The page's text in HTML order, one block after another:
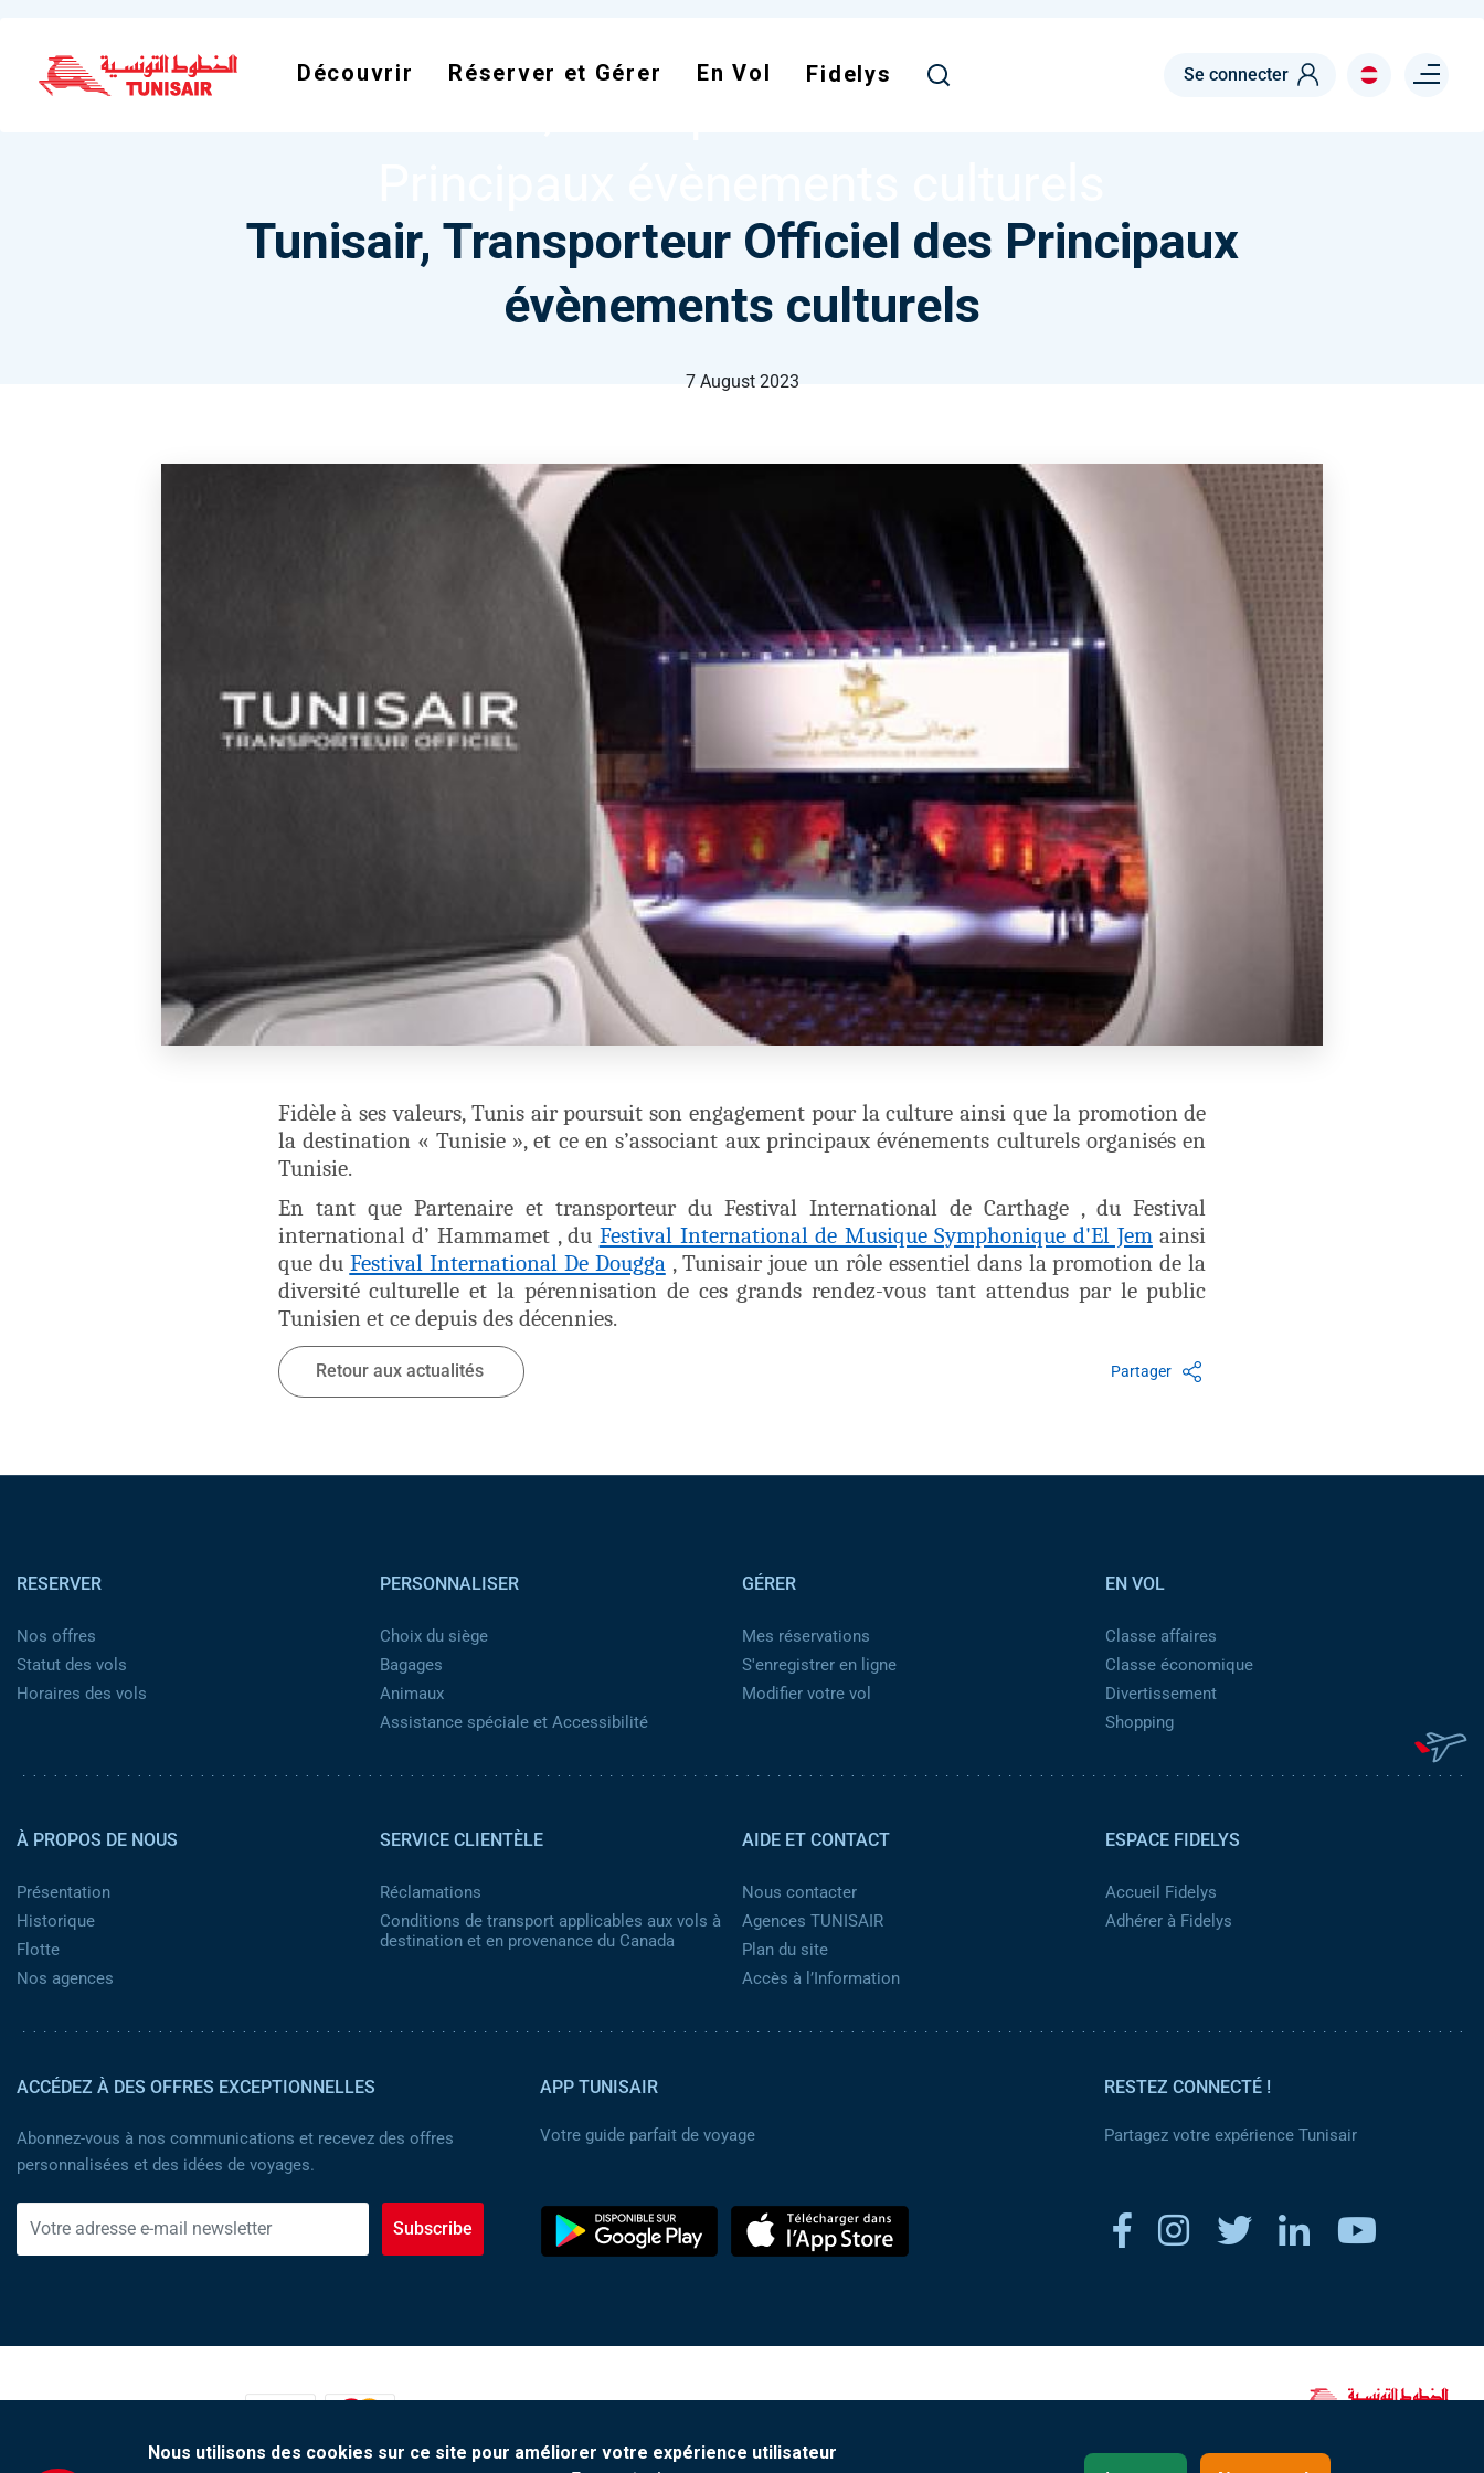
main
Découvrir Réserver et Gérer En Vol Fidelys Se connecter Menu right
Tunisair, Transporteur Officiel des Principaux
évènements culturels
7 August 2023
Fidèle à ses valeurs, Tunis air poursuit son engagement pour la culture ainsi que la promotion de
la destination « Tunisie », et ce en s’associant aux principaux événements culturels organisés en
Tunisie.
En tant que Partenaire et transporteur du Festival International de Carthage , du Festival
international d’ Hammamet , du Festival International de Musique Symphonique d'El Jemainsi
que du Festival International De Dougga, Tunisair joue un rôle essentiel dans la promotion de la
diversité culturelle et la pérennisation de ces grands rendez-vous tant attendus par le public
Tunisien et ce depuis des décennies.
Retour aux actualités Partager
RESERVER
Nos offres
Statut des vols
Horaires des vols
PERSONNALISER
Choix du siège
Bagages
Animaux
Assistance spéciale et Accessibilité
GÉRER
Mes réservations
S'enregistrer en ligne
Modifier votre vol
EN VOL
Classe affaires
Classe économique
Divertissement
Shopping
À PROPOS DE NOUS
Présentation
Historique
Flotte
Nos agences
SERVICE CLIENTÈLE
Réclamations
Conditions de transport applicables aux vols à
destination et en provenance du Canada
AIDE ET CONTACT
Nous contacter
Agences TUNISAIR
Plan du site
Accès à l’Information
ESPACE FIDELYS
Accueil Fidelys
Adhérer à Fidelys
ACCÉDEZ À DES OFFRES EXCEPTIONNELLES
Abonnez-vous à nos communications et recevez des offres
personnalisées et des idées de voyages.
Subscribe
APP TUNISAIR
Votre guide parfait de voyage
RESTEZ CONNECTÉ !
Partagez votre expérience Tunisair
Nous utilisons des cookies sur ce site pour améliorer votre expérience utilisateur